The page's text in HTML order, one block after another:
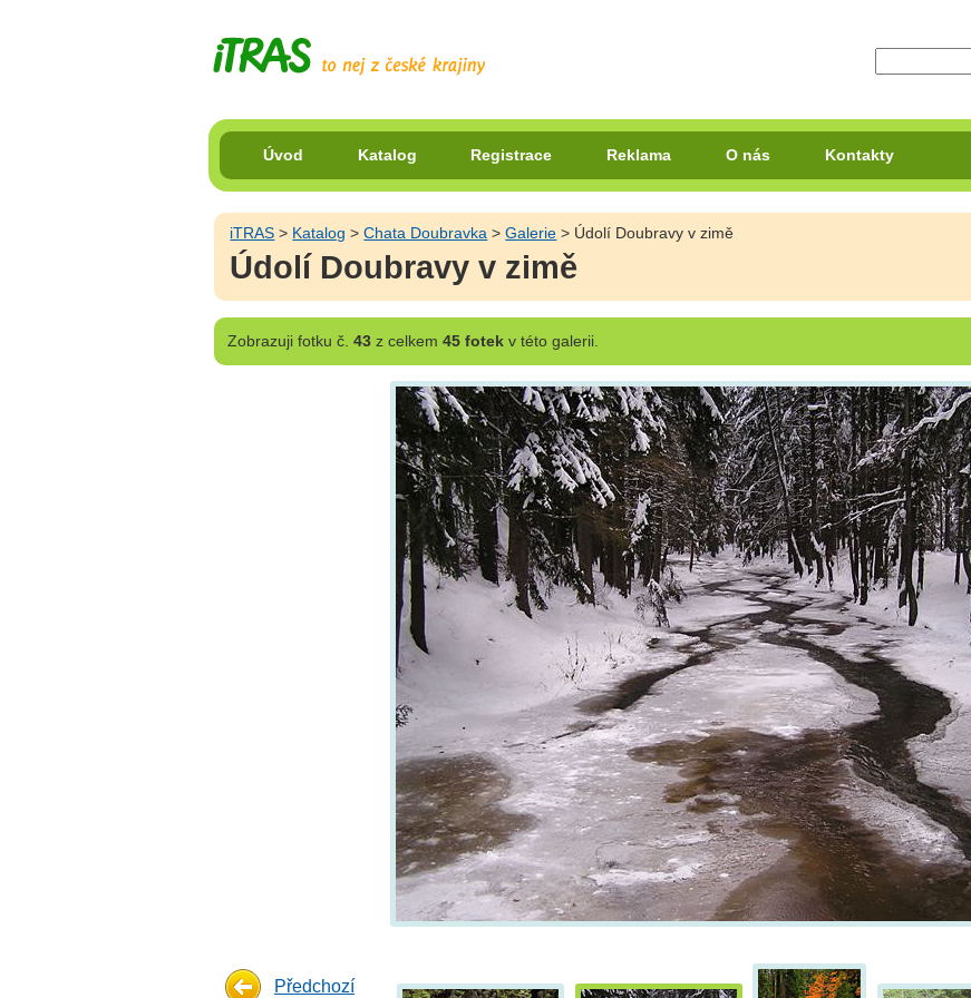
Úvod Katalog Registrace Reklama O nás Kontakty
iTRAS > Katalog >Chata Doubravka >Galerie > Údolí Doubravy v zimě
Údolí Doubravy v zimě
Zobrazujifotku č. 43z celkem 45 fotekv této galerii.
Předchozí